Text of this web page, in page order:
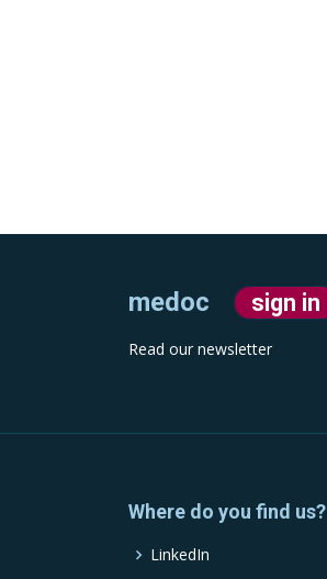
medoc sign in
Read our newsletter
Where do you find us?
LinkedIn